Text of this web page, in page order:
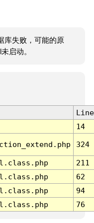
库失败，可能的原
启动。
Line
14
324
211
62
94
76